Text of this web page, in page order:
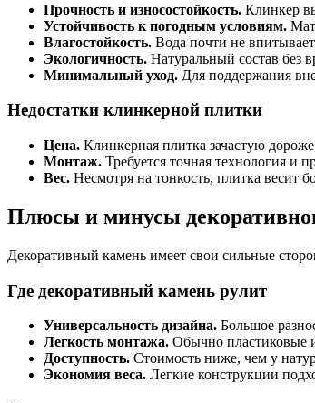
Прочность и износостойкость. Клинкер
Устойчивость к погодным условиям.
Влагостойкость. Вода почти не
Экологичность. Натуральный состав без
Минимальный уход. Для поддержания
Недостатки клинкерной плитки
Цена. Клинкерная плитка зачастую
Монтаж. Требуется точная технология и
Вес. Несмотря на тонкость, плитка весит
Плюсы и минусы
Декоративный камень имеет свои сильные
Где декоративный камень рулит
Универсальность дизайна. Большое
Легкость монтажа. Обычно пластиковые
Доступность. Стоимость ниже, чем у
Экономия веса. Легкие конструкции